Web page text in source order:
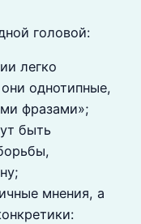
головой:
легко
однотипные,
фразами»;
быть
мнения, а